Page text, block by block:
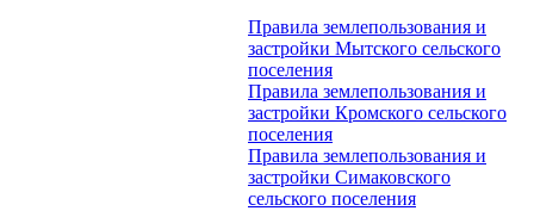
Правила землепользования и
застройки Мытского сельского
поселения
Правила землепользования и
застройки Кромского сельского
поселения
Правила землепользования и
застройки Симаковского
сельского поселения